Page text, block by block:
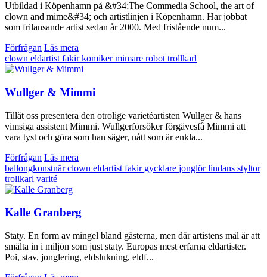
Utbildad i Köpenhamn på &#34;The Commedia School, the art of
clown and mime&#34; och artistlinjen i Köpenhamn. Har jobbat
som frilansande artist sedan år 2000. Med fristående num...
Förfrågan Läs mera
clown eldartist fakirkomikermimare robot trollkarl
Wullger & Mimmi
Tillåt oss presentera den otrolige varietéartisten Wullger & hans
vimsiga assistent Mimmi. Wullgerförsöker förgävesfå Mimmi att
vara tyst och göra som han säger, nått som är enkla...
Förfrågan Läs mera
ballongkonstnärclown eldartist fakir gycklare jonglörlindans styltor
trollkarl varité
Kalle Granberg
Staty. En form av mingel bland gästerna, men där artistens mål är att
smälta in i miljön som just staty. Europas mest erfarna eldartister.
Poi, stav, jonglering, eldslukning, eldf...